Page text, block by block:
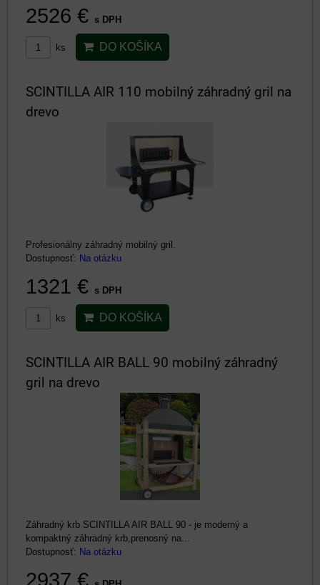
2526 € s DPH
ks DO KOŠÍKA
SCINTILLA AIR 110 mobilný záhradný gril na
drevo
Profesionálny záhradný mobilný gril.
Dostupnosť: Na otázku
1321 € s DPH
ks DO KOŠÍKA
SCINTILLA AIR BALL 90 mobilný záhradný
gril na drevo
Záhradný krb SCINTILLA AIR BALL 90 - je moderný a
kompaktný záhradný krb,prenosný na...
Dostupnosť: Na otázku
2937 €